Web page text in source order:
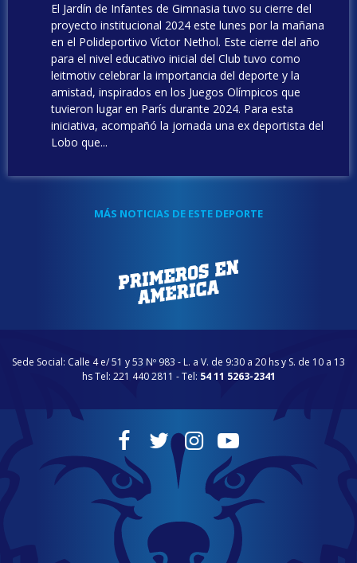
El Jardín de Infantes de Gimnasia tuvo su cierre del
proyecto institucional 2024 este lunes por la mañana
en el Polideportivo Víctor Nethol. Este cierre del año
para el nivel educativo inicial del Club tuvo como
leitmotiv celebrar la importancia del deporte y la
amistad, inspirados en los Juegos Olímpicos que
tuvieron lugar en París durante 2024. Para esta
iniciativa, acompañó la jornada una ex deportista del
Lobo que...
MÁS NOTICIAS DE ESTE DEPORTE
Sede Social: Calle 4 e/ 51 y 53 Nº 983 - L. a V. de 9:30 a 20 hs y S. de 10 a 13
hs Tel: 221 440 2811 - Tel: 54 11 5263-2341